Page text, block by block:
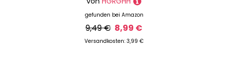
gefunden bei Amazon
9,49 € 8,99 €
Versandkosten: 3,99 €